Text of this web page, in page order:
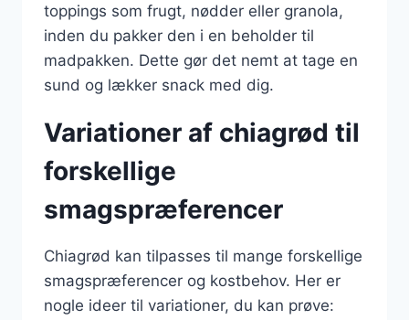
toppings som frugt, nødder eller granola,
inden du pakker den i en beholder til
madpakken. Dette gør det nemt at tage en
sund og lækker snack med dig.
Variationer af chiagrød til
forskellige
smagspræferencer
Chiagrød kan tilpasses til mange forskellige
smagspræferencer og kostbehov. Her er
nogle ideer til variationer, du kan prøve: